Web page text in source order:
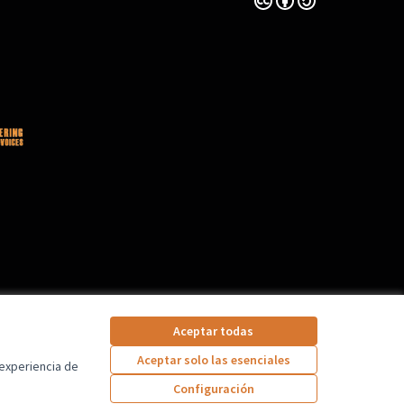
de
Aceptar todas
Aceptar solo las esenciales
Configuración